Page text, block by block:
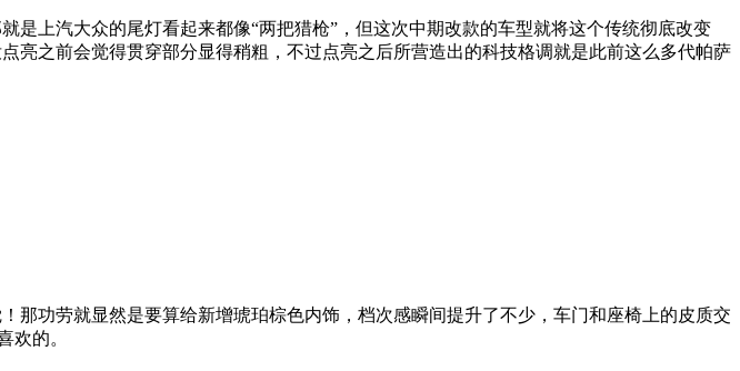
上汽大众的尾灯看起来都像“两把猎枪”，但这次中期改款的车型就将这个传统彻底改变
亮之前会觉得贯穿部分显得稍粗，不过点亮之后所营造出的科技格调就是此前这么多代帕萨
功劳就显然是要算给新增琥珀棕色内饰，档次感瞬间提升了不少，车门和座椅上的皮质交
欢的。